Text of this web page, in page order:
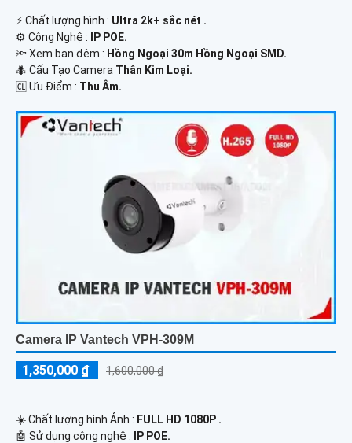
️⚡ Chất lượng hình : Ultra 2k+ sắc nét .
⚙ Công Nghệ : IP POE.
🔦 Xem ban đêm : Hồng Ngoại 30m Hồng Ngoại SMD.
🐜 Cấu Tạo Camera Thân Kim Loại.
️🆑 Ưu Điểm : Thu Âm.
Camera IP Vantech VPH-309M
1,350,000 ₫ 1,600,000 ₫
☀️ Chất lượng hình Ảnh : FULL HD 1080P .
🤖️ Sử dụng công nghệ :
IP POE.